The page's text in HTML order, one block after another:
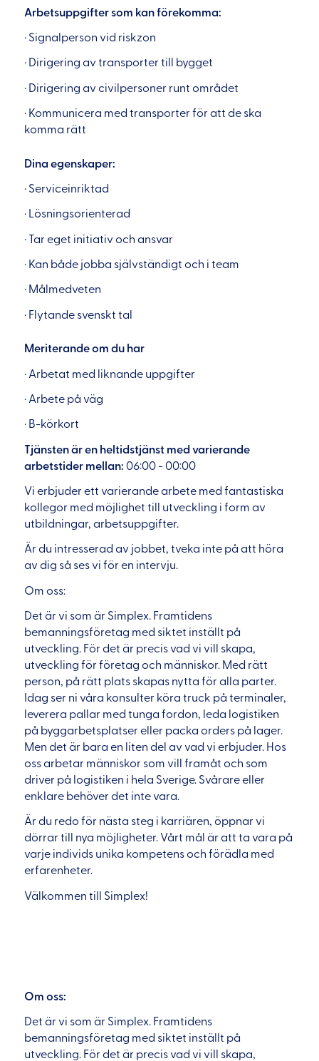
Arbetsuppgifter som kan förekomma:
· Signalperson vid riskzon
· Dirigering av transporter till bygget
· Dirigering av civilpersoner runt området
· Kommunicera med transporter för att de ska
komma rätt
Dina egenskaper:
· Serviceinriktad
· Lösningsorienterad
· Tar eget initiativ och ansvar
· Kan både jobba självständigt och i team
· Målmedveten
· Flytande svenskt tal
Meriterande om du har
· Arbetat med liknande uppgifter
· Arbete på väg
· B-körkort
Tjänsten är en heltidstjänst med varierande
arbetstider mellan: 06:00 - 00:00
Vi erbjuder ett varierande arbete med fantastiska
kollegor med möjlighet till utveckling i form av
utbildningar, arbetsuppgifter.
Är du intresserad av jobbet, tveka inte på att höra
av dig så ses vi för en intervju.
Om oss:
Det är vi som är Simplex. Framtidens
bemanningsföretag med siktet inställt på
utveckling. För det är precis vad vi vill skapa,
utveckling för företag och människor. Med rätt
person, på rätt plats skapas nytta för alla parter.
Idag ser ni våra konsulter köra truck på terminaler,
leverera pallar med tunga fordon, leda logistiken
på byggarbetsplatser eller packa orders på lager.
Men det är bara en liten del av vad vi erbjuder. Hos
oss arbetar människor som vill framåt och som
driver på logistiken i hela Sverige. Svårare eller
enklare behöver det inte vara.
Är du redo för nästa steg i karriären, öppnar vi
dörrar till nya möjligheter. Vårt mål är att ta vara på
varje individs unika kompetens och förädla med
erfarenheter.
Välkommen till Simplex!
Om oss:
Det är vi som är Simplex. Framtidens
bemanningsföretag med siktet inställt på
utveckling. För det är precis vad vi vill skapa,